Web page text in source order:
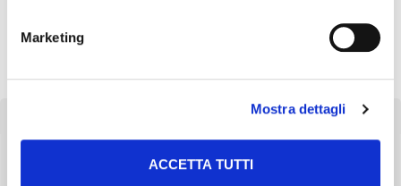
Marketing
Mostra dettagli
ACCETTA TUTTI